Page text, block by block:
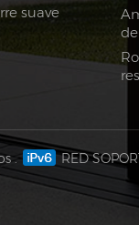
suave
.
RED